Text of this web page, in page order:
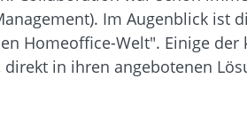
Im Augenblick ist
Homeoffice-Welt". Einige
in ihren angebotenen